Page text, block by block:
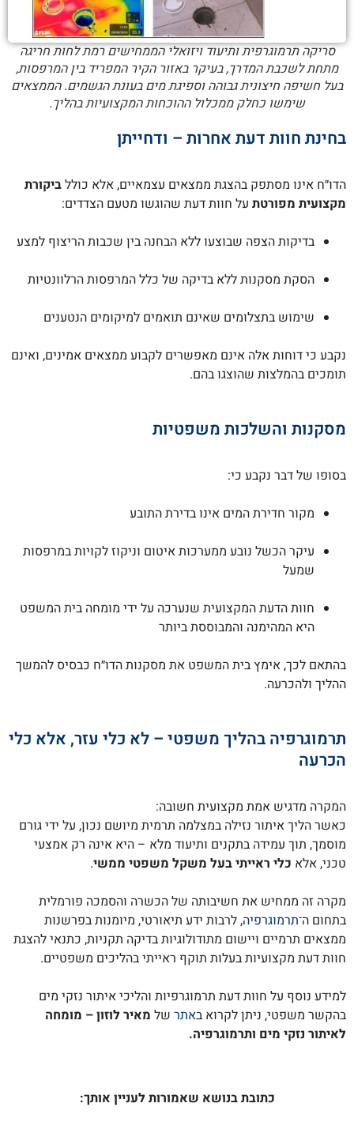
סריקה תרמוגרפית ותיעוד ויזואלי הממחישים רמת לחות חריגה
מתחת לשכבת המדרך, בעיקר באזור הקיר המפריד בין המרפסות,
בעל חשיפה חיצונית גבוהה וספיגת מים בעונת הגשמים. הממצאים
שימשו כחלק ממכלול ההוכחות המקצועיות בהליך.
בחינת חוות דעת אחרות – ודחייתן
הדו״ח אינו מסתפק בהצגת ממצאים עצמאיים, אלא כוללביקורת
מקצועית מפורטתעל חוות דעת שהוגשו מטעם הצדדים:
בדיקות הצפה שבוצעו ללא הבחנה בין שכבות הריצוף למצע
הסקת מסקנות ללא בדיקה של כלל המרפסות הרלוונטיות
שימוש בתצלומים שאינם תואמים למיקומים הנטענים
נקבע כי דוחות אלה אינם מאפשרים לקבוע ממצאים אמינים, ואינם
תומכים בהמלצות שהוצגו בהם.
מסקנות והשלכות משפטיות
בסופו של דבר נקבע כי:
מקור חדירת המים אינו בדירת התובע
עיקר הכשל נובע ממערכות איטום וניקוז לקויות במרפסות
שמעל
חוות הדעת המקצועית שנערכה על ידי מומחה בית המשפט
היא המהימנה והמבוססת ביותר
בהתאם לכך, אימץ בית המשפט את מסקנות הדו״ח כבסיס להמשך
ההליך ולהכרעה.
תרמוגרפיה בהליך משפטי – לא כלי עזר, אלא כלי
הכרעה
המקרה מדגיש אמת מקצועית חשובה:
כאשר הליך איתור נזילה במצלמה תרמית מיושם נכון, על ידי גורם
מוסמך, תוך עמידה בתקנים ותיעוד מלא – היא אינה רק אמצעי
טכני, אלא כלי ראייתי בעל משקל משפטי ממשי.
מקרה זה ממחיש את חשיבותה של הכשרה והסמכה פורמלית
בתחום ה־תרמוגרפיה, לרבות ידע תיאורטי, מיומנות בפרשנות
ממצאים תרמיים ויישום מתודולוגיות בדיקה תקניות, כתנאי להצגת
חוות דעת מקצועיות בעלות תוקף ראייתי בהליכים משפטיים.
למידע נוסף על חוות דעת תרמוגרפיות והליכי איתור נזקי מים
בהקשר משפטי, ניתן לקרוא באתרשל מאיר לוזון – מומחה
לאיתור נזקי מים ותרמוגרפיה.
כתובת בנושא שאמורות לעניין אותך: